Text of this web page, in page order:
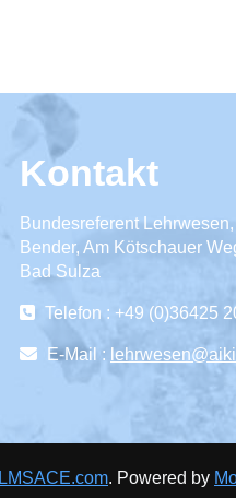
Kontakt
Bundesreferent
Bender, Am Kötschauer
Bad Sulza
Telefon : +49 (0)36425
E-Mail :
LMSACE.com. Powered by